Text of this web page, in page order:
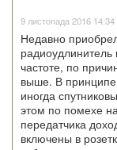
9 листопада 2016 14:34
Недавно
частоте, по
выше. В принципе
иногда
этом по помехе
передатчика
включены в